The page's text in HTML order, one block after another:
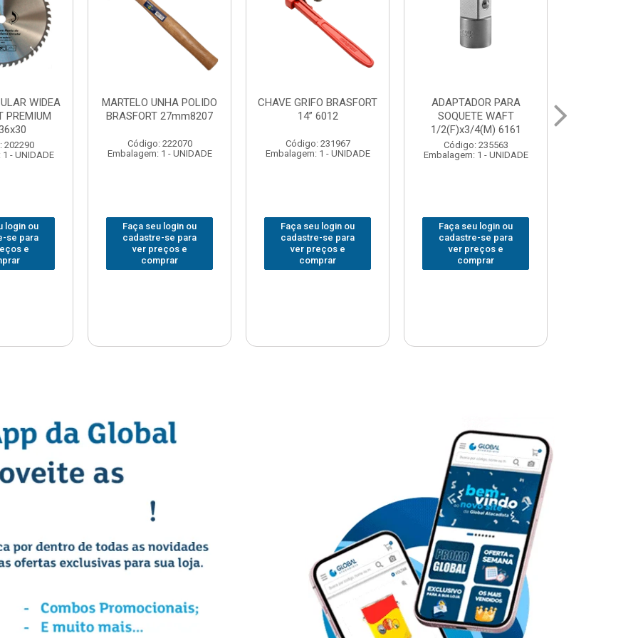
GRIFO BRASFORT
14” 6012
Código: 231967
1 - UNIDADE
Faça seu login ou
cadastre-se para
ver preços e
comprar
ADAPTADOR PARA
SOQUETE WAFT
Código: 235563
Embalagem: 1 - UNIDADE
Faça seu login ou
cadastre-se para
ver preços e
comprar
ABAJOUR LED
BRASFORT COB MESA
Código: 310379
Embalagem: 1 - UNIDADE
Faça seu login ou
cadastre-se para
ver preços e
comprar
BOLSA PARA
FERRAMENTAS
BRASFORT FECHADA
18BOLSOS 7559
Código: 312401
Faça seu login ou
cadastre-se para
ver preços e
comprar